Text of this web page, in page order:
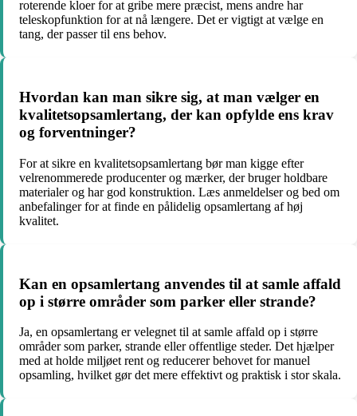
roterende kloer for at gribe mere præcist, mens andre har
teleskopfunktion for at nå længere. Det er vigtigt at vælge en
tang, der passer til ens behov.
Hvordan kan man sikre sig, at man vælger en
kvalitetsopsamlertang, der kan opfylde ens krav
og forventninger?
For at sikre en kvalitetsopsamlertang bør man kigge efter
velrenommerede producenter og mærker, der bruger holdbare
materialer og har god konstruktion. Læs anmeldelser og bed om
anbefalinger for at finde en pålidelig opsamlertang af høj
kvalitet.
Kan en opsamlertang anvendes til at samle affald
op i større områder som parker eller strande?
Ja, en opsamlertang er velegnet til at samle affald op i større
områder som parker, strande eller offentlige steder. Det hjælper
med at holde miljøet rent og reducerer behovet for manuel
opsamling, hvilket gør det mere effektivt og praktisk i stor skala.